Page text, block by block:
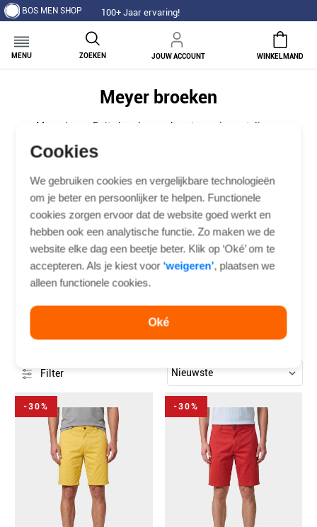
Cookies
We gebruiken cookies en vergelijkbare technologieën
om je beter en persoonlijker te helpen. Functionele
cookies zorgen ervoor dat de website goed werkt en
hebben ook een analytische functie. Zo maken we de
website elke dag een beetje beter. Klik op ‘Oké’ om te
accepteren. Als je kiest voor ‘weigeren’, plaatsen we
alleen functionele cookies.
Oké
BOS MEN SHOP
Jaar ervaring!
MENU ZOEKEN JOUW ACCOUNT WINKELMAND
Meyer broeken
Meyer is een Duits broekenmerk met een eigen atelier en
Meyer broek voor heren. Bij Bos Men Shop vind je Meyer in
pantalons en ribbroeken. Met meer dan honderd jaar
ervaring in herenkleding stellen wij een assortiment samen
dat past bij elke pasvorm en gelegenheid.
Jeans Chino’s Pantalon Korte broek
Filter
MEYER
-30% -30%